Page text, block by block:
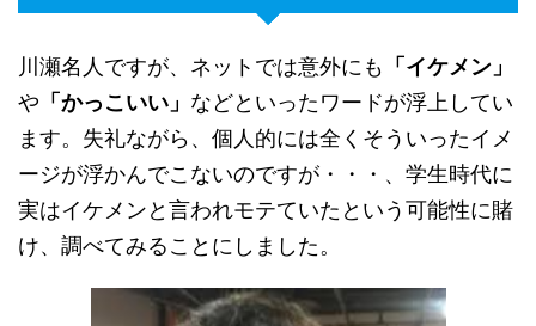
川瀬名人ですが、ネットでは意外にも 「イケメン」
や 「かっこいい」 などといったワードが浮上してい
ます。失礼ながら、個人的には全くそういったイメ
ージが浮かんでこないのですが・・・、学生時代に
実はイケメンと言われモテていたという可能性に賭
け、調べてみることにしました。